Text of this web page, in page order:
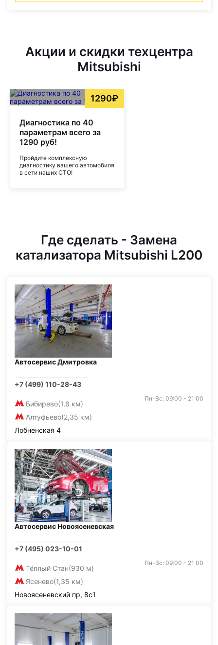
Акции и скидки техцентра
Mitsubishi
1290₽
Диагностика по 40
параметрам всего за
1290 руб!
Пройдите комплексную
диагностику вашего автомобиля
в сети наших СТО!
Где сделать - Замена
катализатора Mitsubishi L200
Автосервис Дмитровка
+7 (499) 110-28-43
Бибирево(1,6 км)
Алтуфьево(2,35 км)
Пн-Вс: 09:00 - 21:00
Лобненская 4
Автосервис Новоясеневская
+7 (495) 023-10-01
Тёплый Стан(930 м)
Ясенево(1,35 км)
Пн-Вс: 09:00 - 21:00
Новоясеневский пр, 8с1